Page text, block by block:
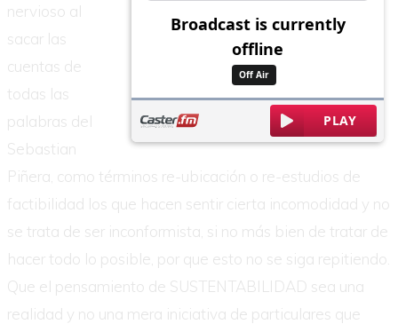
nervioso al
sacar las
cuentas de
todas las
palabras del
Sebastian
Piñera, como términos re-ubicación o re-estudios de
factibilidad los que hacen sentir cierta incomodidad y no
se trata de ser inconformista, si no más bien de tratar de
hacer todo lo posible, por que esto no se siga repitiendo.
Que el pensamiento de SUSTENTABILIDAD sea una
realidad y no una mera iniciativa de particulares que